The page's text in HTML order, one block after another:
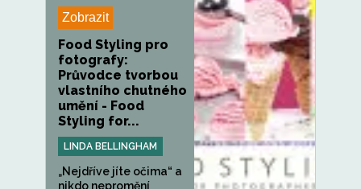
Zobrazit
Food Styling pro
fotografy:
Průvodce tvorbou
vlastního chutného
umění - Food
Styling for...
LINDA BELLINGHAM
„Nejdříve jíte očima“ a
nikdo nepromění